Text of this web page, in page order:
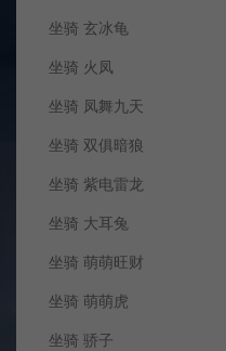
坐骑 玄冰龟
坐骑 火凤
坐骑 凤舞九天
坐骑 双俱暗狼
坐骑 紫电雷龙
坐骑 大耳兔
坐骑 萌萌旺财
坐骑 萌萌虎
坐骑 骄子